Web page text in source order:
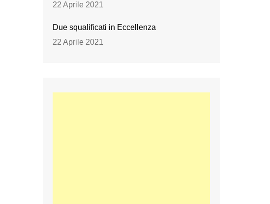
22 Aprile 2021
Due squalificati in Eccellenza
22 Aprile 2021